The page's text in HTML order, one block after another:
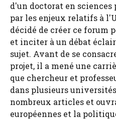
d'un doctorat en
par les enjeux relatifs à
décidé de créer ce forum
et inciter à un débat
sujet. Avant de se
projet, il a mené une
que chercheur et
dans plusieurs
nombreux articles et
européennes et la